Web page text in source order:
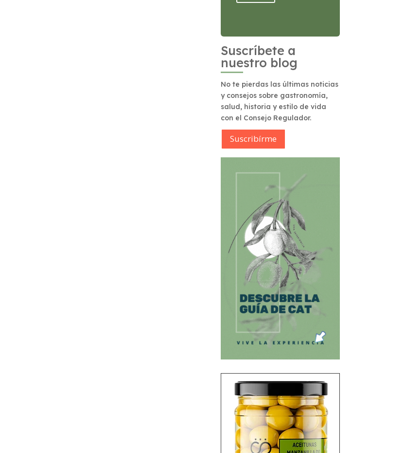
Suscríbete a
nuestro blog
No te pierdas las últimas noticias
y consejos sobre gastronomía,
salud, historia y estilo de vida
con el Consejo Regulador.
Suscribírme